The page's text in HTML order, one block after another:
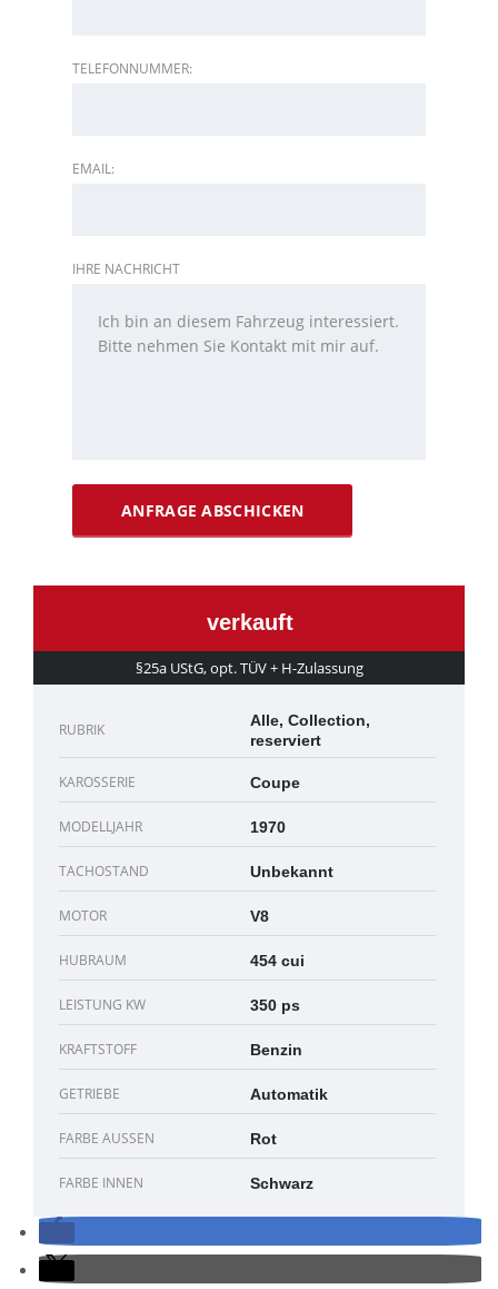
TELEFONNUMMER:
EMAIL:
IHRE NACHRICHT
verkauft
§25a UStG, opt. TÜV + H-Zulassung
RUBRIK
Alle, Collection,
reserviert
KAROSSERIE Coupe
MODELLJAHR 1970
TACHOSTAND Unbekannt
MOTOR V8
HUBRAUM 454 cui
LEISTUNG KW 350 ps
KRAFTSTOFF Benzin
GETRIEBE Automatik
FARBE AUSSEN Rot
FARBE INNEN Schwarz